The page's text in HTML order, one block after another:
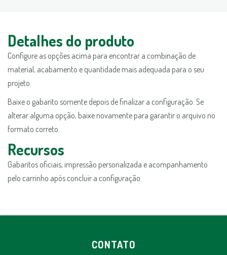
Detalhes do produto
Configure as opções acima para encontrar a combinação de
material, acabamento e quantidade mais adequada para o seu
projeto.
Baixe o gabarito somente depois de finalizar a configuração. Se
alterar alguma opção, baixe novamente para garantir o arquivo no
formato correto.
Recursos
Gabaritos oficiais, impressão personalizada e acompanhamento
pelo carrinho após concluir a configuração.
CONTATO